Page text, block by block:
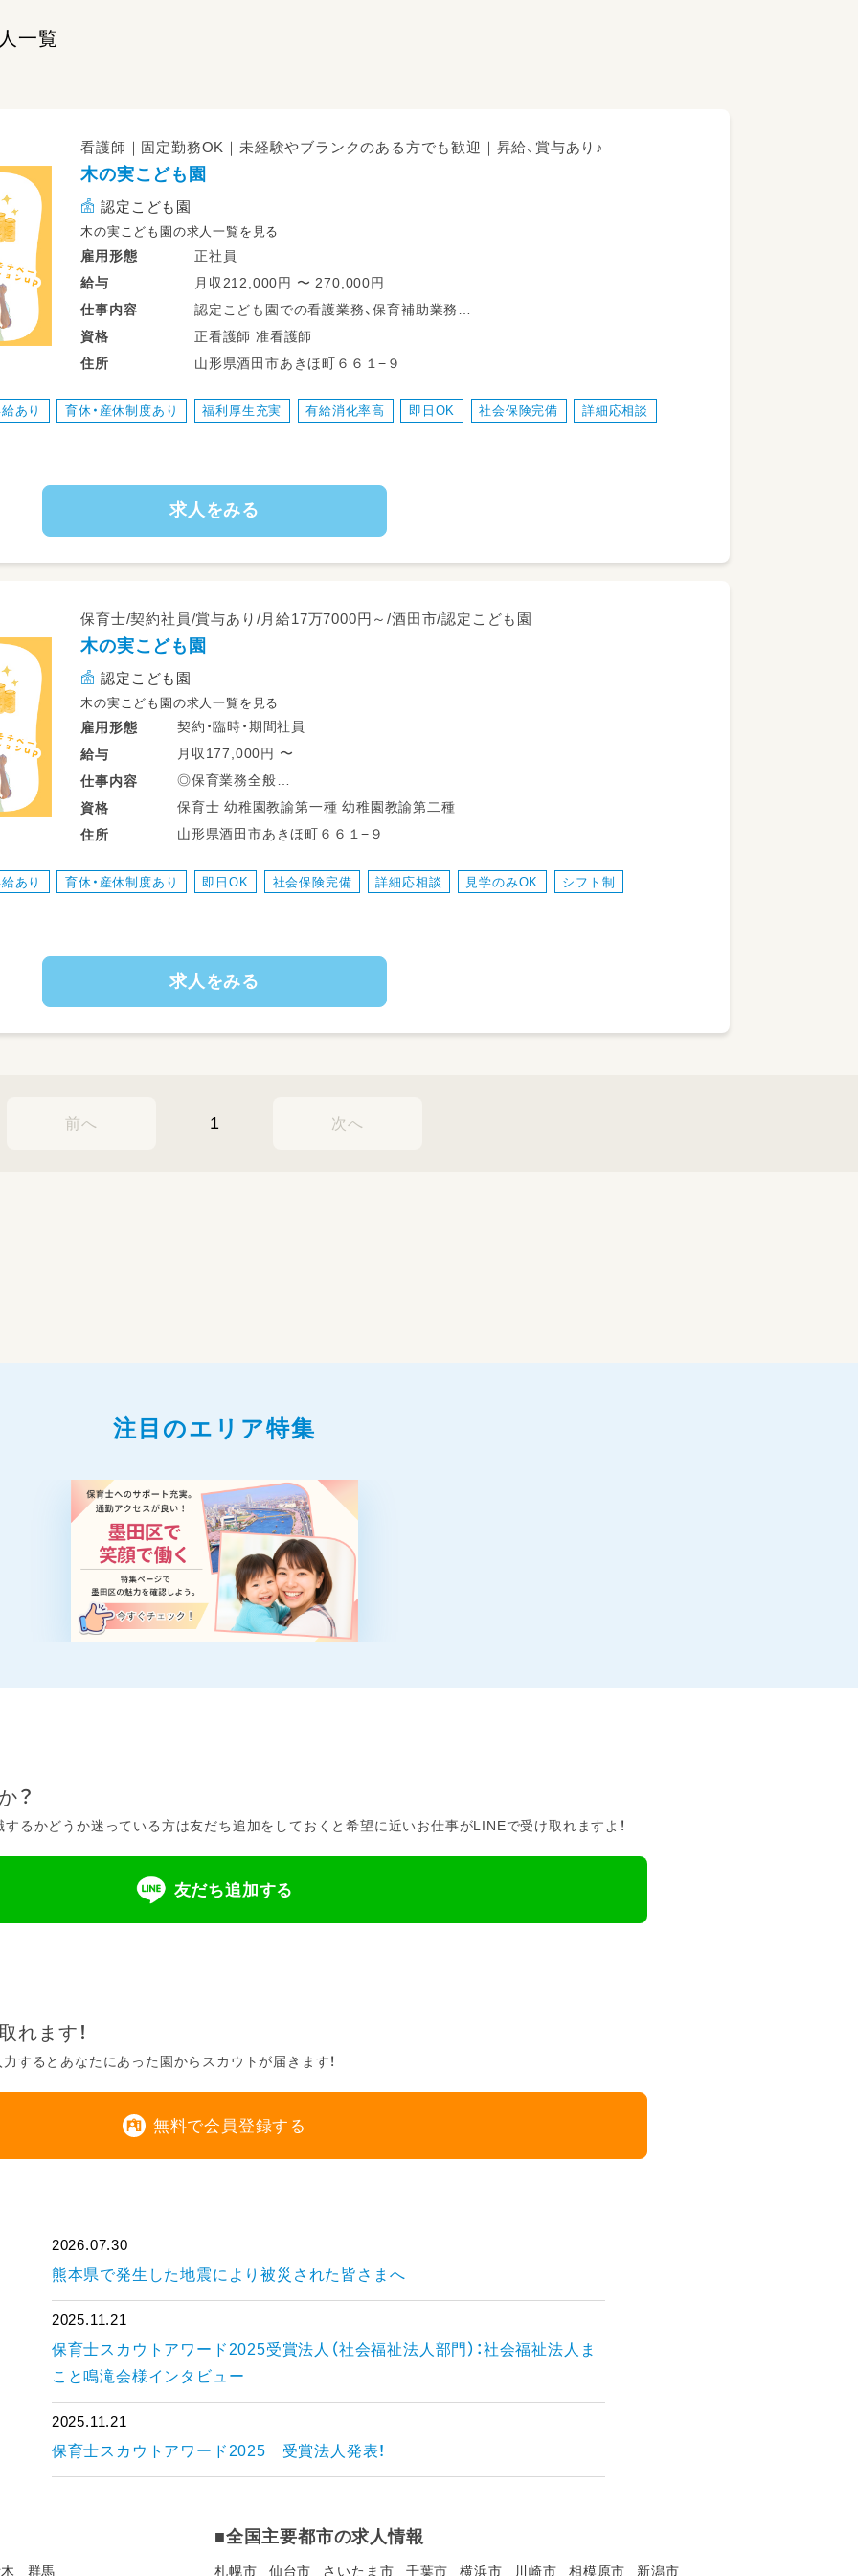
一覧
看護師｜固定勤務OK｜未経験やブランクのある方でも歓迎｜昇給、賞与あり♪
木の実こども園
認定こども園
木の実こども園の求人一覧を見る
雇用形態
正社員
給与
月収212,000円 〜 270,000円
仕事内容
認定こども園での看護業務、保育補助業務
・園児の体調管理や感染症対策
・服薬が必要な子での与薬や薬の管理
・0.1歳クラスでの保育補助
・ほけんだより作成
資格や経験を活かして一緒に働きませんか♪
子供が好きで元気な方大歓迎です♪
資格
正看護師 准看護師
住所
山形県酒田市あきほ町６６１−９
あり 育休・産休制度あり 福利厚生充実 有給消化率高 即日OK 社会保険完備 詳細応相談
求人をみる
保育士/契約社員/賞与あり/月給17万7000円～/酒田市/認定こども園
木の実こども園
認定こども園
木の実こども園の求人一覧を見る
雇用形態
契約・臨時・期間社員
給与
月収177,000円 〜
仕事内容
◎保育業務全般
・経験や希望の条件に応じてクラス配置を決定します。
・週休二日制で遅番固定なども相談可能です。
資格
保育士 幼稚園教諭第一種 幼稚園教諭第二種
住所
山形県酒田市あきほ町６６１−９
あり 育休・産休制度あり 即日OK 社会保険完備 詳細応相談 見学のみOK シフト制
求人をみる
前へ 1 次へ
注目のエリア特集
？
るかどうか迷っている方は友だち追加をしておくと希望に近いお仕事がLINEで受け取れますよ！
友だち追加する
れます！
するとあなたにあった園からスカウトが届きます！
無料で会員登録する
2026.07.30
熊本県で発生した地震により被災された皆さまへ
2025.11.21
保育士スカウトアワード2025受賞法人（社会福祉法人部門）：社会福祉法人ま
こと鳴滝会様インタビュー
2025.11.21
保育士スカウトアワード2025 受賞法人発表！
群馬
■全国主要都市の求人情報
札幌市 仙台市 さいたま市 千葉市 横浜市 川崎市 相模原市 新潟市